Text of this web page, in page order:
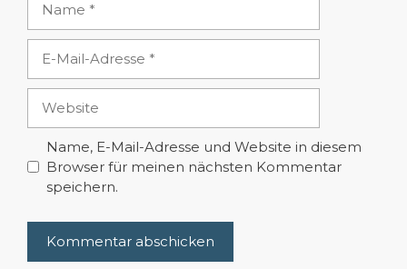
Mail-
Adresse
Name, E-Mail-Adresse und Website in diesem
Browser für meinen nächsten Kommentar
speichern.